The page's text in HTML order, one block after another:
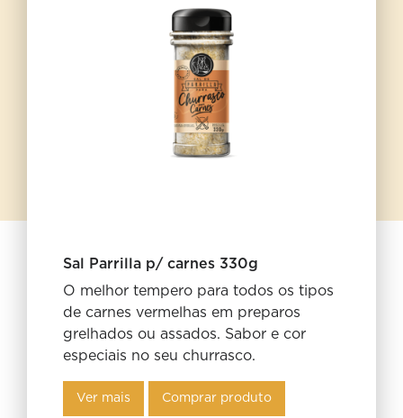
Sal Parrilla p/ carnes 330g
O melhor tempero para todos os tipos
de carnes vermelhas em preparos
grelhados ou assados. Sabor e cor
especiais no seu churrasco.
Ver mais Comprar produto